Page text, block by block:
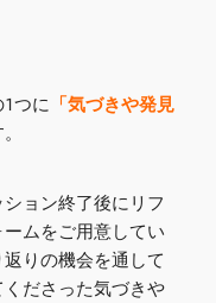
つに 「気づきや発見
ョン終了後にリフ
ムをご用意してい
りの機会を通して
ださった気づきや